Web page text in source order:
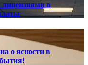
в
о ясности в